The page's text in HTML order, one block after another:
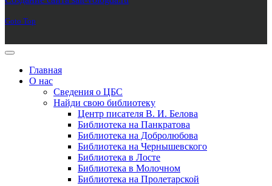
Goto Top
Главная
О нас
Сведения о ЦБС
Найди свою библиотеку
Центр писателя В. И. Белова
Библиотека на Панкратова
Библиотека на Добролюбова
Библиотека на Чернышевского
Библиотека в Лосте
Библиотека в Молочном
Библиотека на Пролетарской